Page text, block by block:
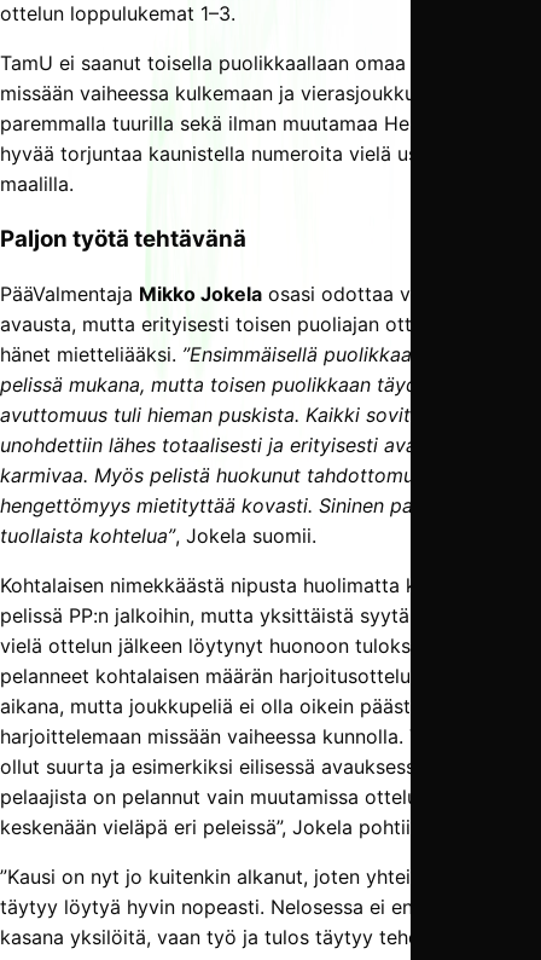
ottelun loppulukemat 1–3.
TamU ei saanut toisella puolikkaallaan omaa peliään
missään vaiheessa kulkemaan ja vierasjoukkue olisi hieman
paremmalla tuurilla sekä ilman muutamaa Henry Frimanin
hyvää torjuntaa kaunistella numeroita vielä useammalla
maalilla.
Paljon työtä tehtävänä
PääValmentaja Mikko Jokela osasi odottaa vaikeaa sarja-
avausta, mutta erityisesti toisen puoliajan otteet saivat
hänet mietteliääksi. ”Ensimmäisellä puolikkaalla oltiin vielä
pelissä mukana, mutta toisen puolikkaan täydellinen
avuttomuus tuli hieman puskista. Kaikki sovitut asiat
unohdettiin lähes totaalisesti ja erityisesti avaamispeli oli
karmivaa. Myös pelistä huokunut tahdottomuus ja
hengettömyys mietityttää kovasti. Sininen paita ei ansaitse
tuollaista kohtelua”, Jokela suomii.
Kohtalaisen nimekkäästä nipusta huolimatta kotijoukkue jäi
pelissä PP:n jalkoihin, mutta yksittäistä syytä Jokelalta ei
vielä ottelun jälkeen löytynyt huonoon tulokseen. ”Olemme
pelanneet kohtalaisen määrän harjoitusotteluita talven
aikana, mutta joukkupeliä ei olla oikein päästy
harjoittelemaan missään vaiheessa kunnolla. Vaihtuvuus on
ollut suurta ja esimerkiksi eilisessä avauksessa suuri osa
pelaajista on pelannut vain muutamissa otteluissa ja
keskenään vieläpä eri peleissä”, Jokela pohtii.
”Kausi on nyt jo kuitenkin alkanut, joten yhteisen sävelen
täytyy löytyä hyvin nopeasti. Nelosessa ei enää pärjätä
kasana yksilöitä, vaan työ ja tulos täytyy tehdä